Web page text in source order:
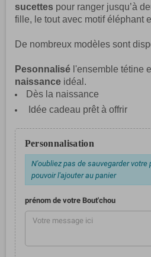
sucettes pour ranger jusqu’à
fille, le tout avec motif éléphant
De nombreux modèles sont
Pesonnalisé l'ensemble tétine
naissance idéal.
Dès la naissance
Idée cadeau prêt à offrir
Personnalisation
N'oubliez pas de sauvegarder
pouvoir l'ajouter au panier
prénom de votre Bout'chou